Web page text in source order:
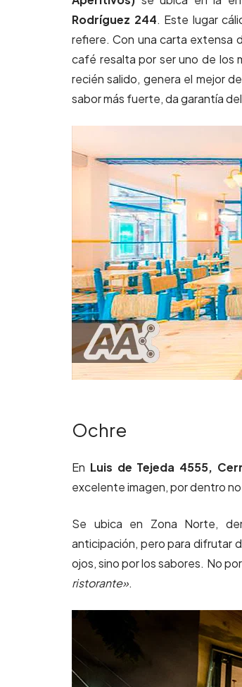
Rodríguez 244. Este lugar
refiere. Con una carta extensa
café resalta por ser uno de los
recién salido, genera el mejor
sabor más fuerte, da garantía
Ochre
En Luis de Tejeda 4555,
excelente imagen, por dentro
Se ubica en Zona Norte,
anticipación, pero para difrutar
ojos, sino por los sabores. No
ristorante».